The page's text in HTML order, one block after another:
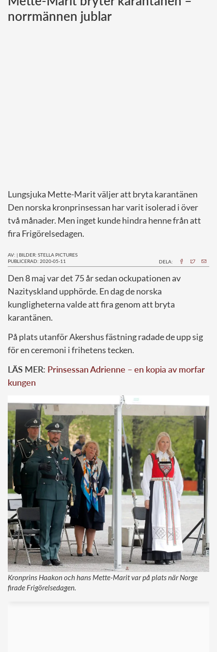
Norska kungahuset
norrmännen jublar
Lungsjuka Mette-Marit väljer att bryta karantänen
Den norska kronprinsessan har varit isolerad i över
två månader. Men inget kunde hindra henne från att
fira Frigörelsedagen.
AV: | BILDER: STELLA PICTURES
PUBLICERAD: 2020-05-11
DELA:
Den 8 maj var det 75 år sedan ockupationen av
Nazityskland upphörde. En dag de norska
kungligheterna valde att fira genom att bryta
karantänen.
På plats utanför Akershus fästning radade de upp sig
för en ceremoni i frihetens tecken.
LÄS MER: Prinsessan Adrienne – en kopia av morfar
kungen
Kronprins Haakon och hans Mette-Marit var på plats när Norge
firade Frigörelsedagen.